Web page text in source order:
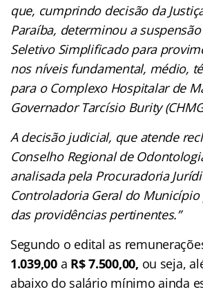
que, cumprindo decisão da
Paraíba, determinou a
Seletivo Simplificado para
nos níveis fundamental, médio,
para o Complexo Hospitalar de
Governador Tarcísio Burity
A decisão judicial, que atende
Conselho Regional de
analisada pela Procuradoria
Controladoria Geral do Município
das providências pertinentes.”
Segundo o edital as
1.039,00a R$ 7.500,00, ou seja,
abaixo do salário mínimo ainda